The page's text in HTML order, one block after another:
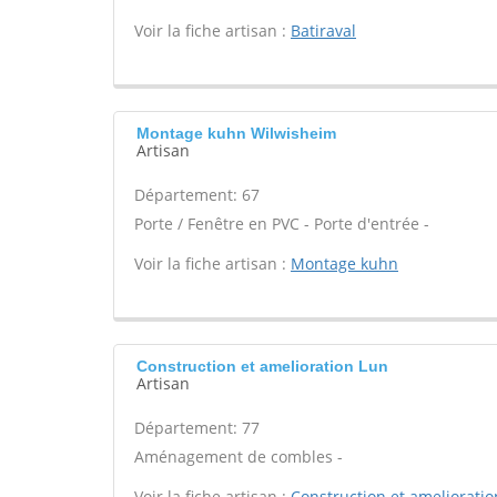
Voir la fiche artisan : Batiraval
Montage kuhn Wilwisheim
Artisan
Département: 67
Porte / Fenêtre en PVC - Porte d'entrée -
Voir la fiche artisan : Montage kuhn
Construction et amelioration Lun
Artisan
Département: 77
Aménagement de combles -